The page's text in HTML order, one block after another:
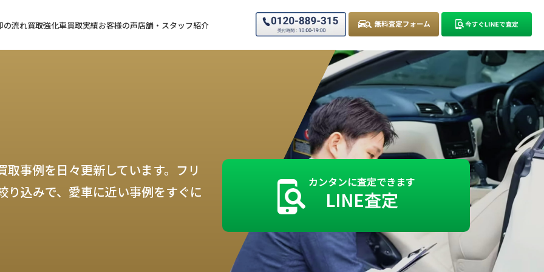
の流れ買取強化車買取実績お客様の声店舗・スタッフ紹介
事例を日々更新しています。フリ
込みで、愛車に近い事例をすぐに
カンタンに査定できます
LINE査定